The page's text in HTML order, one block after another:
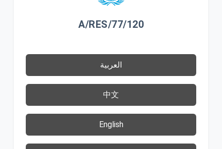
A/RES/77/120
العربية
中文
English